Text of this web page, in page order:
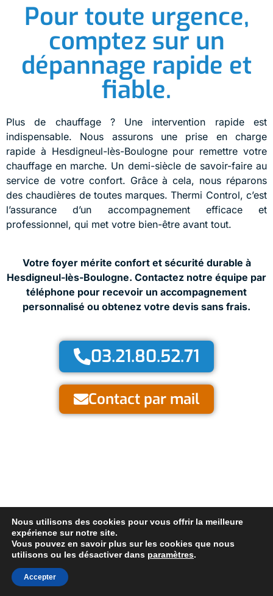
Pour toute urgence,
comptez sur un
dépannage rapide et
fiable.
Plus de chauffage ? Une intervention rapide est
indispensable. Nous assurons une prise en charge
rapide à Hesdigneul-lès-Boulogne pour remettre votre
chauffage en marche. Un demi-siècle de savoir-faire au
service de votre confort. Grâce à cela, nous réparons
des chaudières de toutes marques. Thermi Control, c’est
l’assurance d’un accompagnement efficace et
professionnel, qui met votre bien-être avant tout.
Votre foyer mérite confort et sécurité durable à
Hesdigneul-lès-Boulogne. Contactez notre équipe par
téléphone pour recevoir un accompagnement
personnalisé ou obtenez votre devis sans frais.
03.21.80.52.71
Contact par mail
2022 Thermi Control Tous droits réservés.
Mentions légales.
Nous utilisons des cookies pour vous offrir la meilleure
expérience sur notre site.
Vous pouvez en savoir plus sur les cookies que nous
utilisons ou les désactiver dans paramètres.
Accepter